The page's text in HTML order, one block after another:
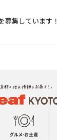
募集しています！